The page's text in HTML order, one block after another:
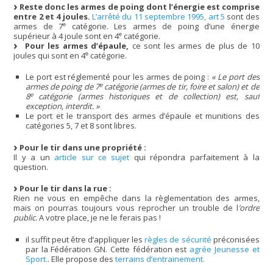
Reste donc les armes de poing dont l’énergie est comprise
entre 2 et 4 joules. L’arrêté du 11 septembre 1995, art 5 sont des
armes de 7e
catégorie. Les armes de poing d’une énergie
supérieur à 4 joule sont en 4e catégorie.
Pour les armes d’épaule, ce sont les armes de plus de 10
joules qui sont en 4e catégorie.
Le port est réglementé pour les armes de poing : « Le port des
armes de poing de 7ecatégorie (armes de tir, foire et salon) et de
8ecatégorie (armes historiques et de collection) est, sauf
exception, interdit. »
Le port et le transport des armes d’épaule et munitions des
catégories 5, 7 et 8 sont libres.
Pour le tir dans une propriété :
Il y a un article sur ce sujet qui répondra parfaitement à la
question.
Pour le tir dans la rue :
Rien ne vous en empêche dans la règlementation des armes,
mais on pourras toujours vous reprocher un trouble de l’ordre
public. A votre place, je ne le ferais pas !
il suffit peut être d’appliquer lesrègles de sécurité préconisées
par la Fédération GN. Cette fédération est agrée Jeunesse et
Sport.. Elle propose des terrains d’entrainement.